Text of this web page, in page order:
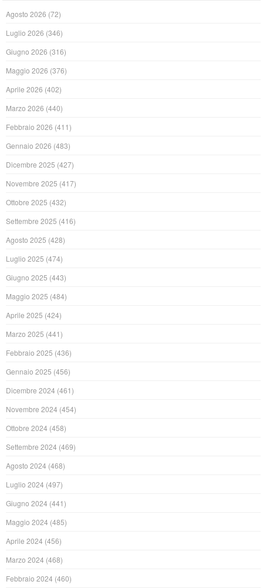
Agosto 2026 (72)
Luglio 2026 (346)
Giugno 2026 (316)
Maggio 2026 (376)
Aprile 2026 (402)
Marzo 2026 (440)
Febbraio 2026 (411)
Gennaio 2026 (483)
Dicembre 2025 (427)
Novembre 2025 (417)
Ottobre 2025 (432)
Settembre 2025 (416)
Agosto 2025 (428)
Luglio 2025 (474)
Giugno 2025 (443)
Maggio 2025 (484)
Aprile 2025 (424)
Marzo 2025 (441)
Febbraio 2025 (436)
Gennaio 2025 (456)
Dicembre 2024 (461)
Novembre 2024 (454)
Ottobre 2024 (458)
Settembre 2024 (469)
Agosto 2024 (468)
Luglio 2024 (497)
Giugno 2024 (441)
Maggio 2024 (485)
Aprile 2024 (456)
Marzo 2024 (468)
Febbraio 2024 (460)